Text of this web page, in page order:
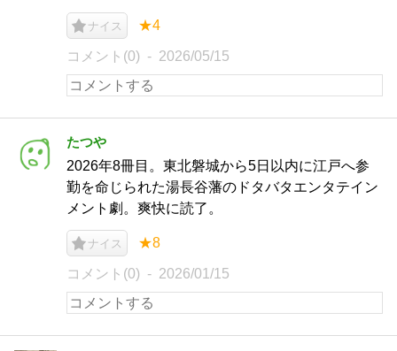
ナイス ★4
コメント(0) 2026/05/15
たつや
2026年8冊目。東北磐城から5日以内に江戸へ参
勤を命じられた湯長谷藩のドタバタエンタテイン
メント劇。爽快に読了。
ナイス ★8
コメント(0) 2026/01/15